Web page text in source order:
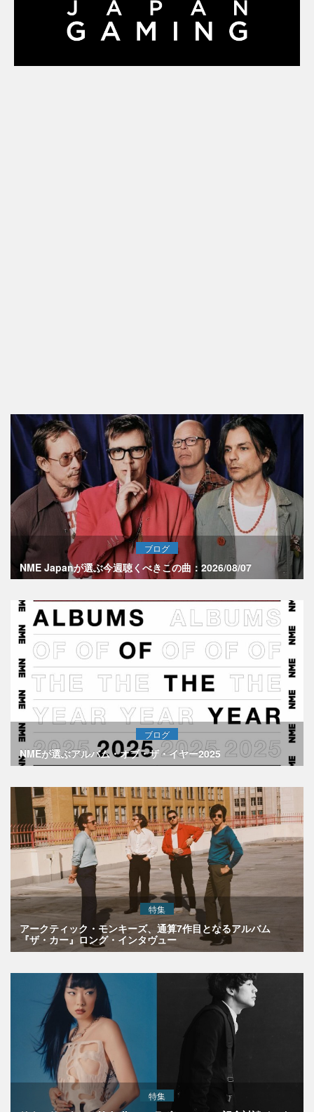
ブログ
NME Japanが選ぶ今週聴くべきこの曲：2026/08/07
ブログ
NMEが選ぶアルバム・オブ・ザ・イヤー2025
特集
アークティック・モンキーズ、通算7作目となるアルバム
『ザ・カー』ロング・インタヴュー
特集